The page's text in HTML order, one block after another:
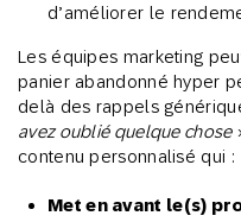
d’améliorer le
Les équipes marketing
panier abandonné hyper
delà des rappels
avez oublié quelque chose
contenu personnalisé qui :
Met en avant le(s)